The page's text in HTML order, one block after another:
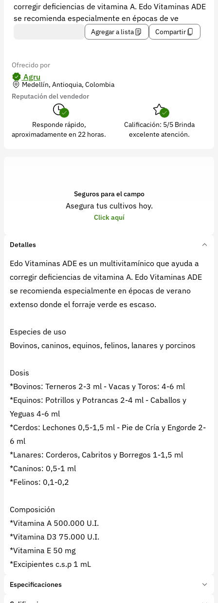
corregir deficiencias de vitamina A. Edo Vitaminas ADE
se recomienda especialmente en épocas de ve
Agregar a lista Compartir
Ofrecido por
Agru
Medellín, Antioquia, Colombia
Reputación del vendedor
Responde rápido,
aproximadamente en 22 horas.
Calificación: 5/5 Brinda
excelente atención.
Seguros para el campo
Asegura tus cultivos hoy.
Click aquí
Detalles
Edo Vitaminas ADE es un multivitamínico que ayuda a
corregir deficiencias de vitamina A. Edo Vitaminas ADE
se recomienda especialmente en épocas de verano
extenso donde el forraje verde es escaso.
Especies de uso
Bovinos, caninos, equinos, felinos, lanares y porcinos
Dosis
*Bovinos: Terneros 2-3 ml - Vacas y Toros: 4-6 ml
*Equinos: Potrillos y Potrancas 2-4 ml - Caballos y
Yeguas 4-6 ml
*Cerdos: Lechones 0,5-1,5 ml - Pie de Cría y Engorde 2-
6 ml
*Lanares: Corderos, Cabritos y Borregos 1-1,5 ml
*Caninos: 0,5-1 ml
*Felinos: 0,1-0,2
Composición
*Vitamina A 500.000 U.I.
*Vitamina D3 75.000 U.I.
*Vitamina E 50 mg
*Excipientes c.s.p 1 mL
Especificaciones
Marca:
Edo Laboratorios
+57 323 2931928
Versión 5.45.0
Síguenos